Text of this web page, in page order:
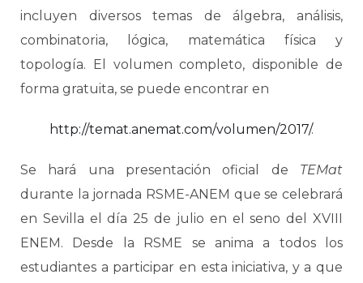
incluyen diversos temas de álgebra, análisis,
combinatoria, lógica, matemática física y
topología. El volumen completo, disponible de
forma gratuita, se puede encontrar en
http://temat.anemat.com/volumen/2017/.
Se hará una presentación oficial de TEMat
durante la jornada RSME-ANEM que se celebrará
en Sevilla el día 25 de julio en el seno del XVIII
ENEM. Desde la RSME se anima a todos los
estudiantes a participar en esta iniciativa, y a que